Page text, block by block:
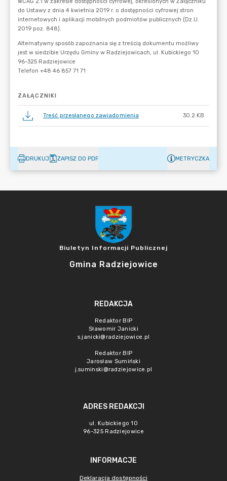
ZAŁĄCZNIKI
Treść przesłanego zawiadomienia 30.2 KB
DRUKUJ ZAPISZ DO PDF METRYCZKA
Biuletyn Informacji Publicznej
Gmina Radziejowice
REDAKCJA
Redaktor BIP
Sławomir Janicki
s.janicki@radziejowice.pl
Redaktor BIP
Jarosław Sumiński
j.suminski@radziejowice.pl
ADRES REDAKCJI
ul. Kubickiego 10
96-325 Radziejowice
INFORMACJE
Deklaracja dostępności